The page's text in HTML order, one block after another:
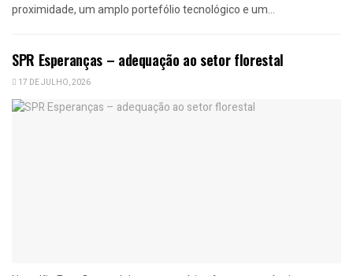
proximidade, um amplo portefólio tecnológico e um...
SPR Esperanças – adequação ao setor florestal
17 DE JULHO, 2026